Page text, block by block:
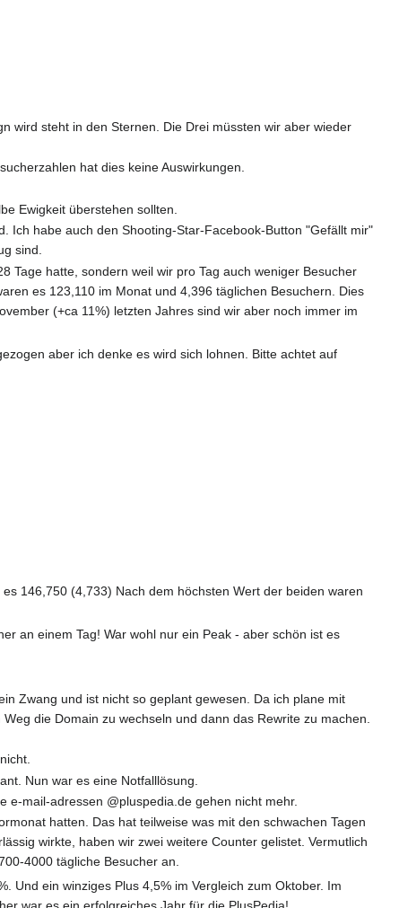
wird steht in den Sternen. Die Drei müssten wir aber wieder
hat dies keine Auswirkungen.
Ewigkeit überstehen sollten.
Ich habe auch den Shooting-Star-Facebook-Button "Gefällt mir"
sind.
Tage hatte, sondern weil wir pro Tag auch weniger Besucher
es 123,110 im Monat und 4,396 täglichen Besuchern. Dies
(+ca 11%) letzten Jahres sind wir aber noch immer im
aber ich denke es wird sich lohnen. Bitte achtet auf
146,750 (4,733) Nach dem höchsten Wert der beiden waren
an einem Tag! War wohl nur ein Peak - aber schön ist es
Zwang und ist nicht so geplant gewesen. Da ich plane mit
die Domain zu wechseln und dann das Rewrite zu machen.
Nun war es eine Notfalllösung.
e-mail-adressen @pluspedia.de gehen nicht mehr.
hatten. Das hat teilweise was mit den schwachen Tagen
wirkte, haben wir zwei weitere Counter gelistet. Vermutlich
4000 tägliche Besucher an.
Und ein winziges Plus 4,5% im Vergleich zum Oktober. Im
war es ein erfolgreiches Jahr für die PlusPedia!